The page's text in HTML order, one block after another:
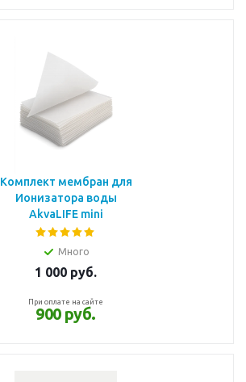
Комплект мембран для
Ионизатора воды
AkvaLIFE mini
Много
1 000 руб.
При оплате на сайте
900 руб.